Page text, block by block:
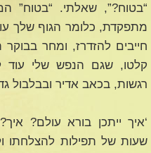
“בטוח?”, שאלתי. “בטוח” הם
מתפקדת, כלומר הגוף שלך
חייבים להזדרז, ומחר
קלטו, שגם הנפש שלי עוד
רגשות, בכאב אדיר ובבלבול
‘איך ייתכן בורא עולם?
שעות של תפילות להצלחתו